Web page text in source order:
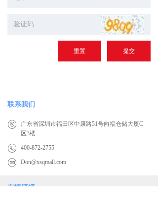
提交
重置
联系我们
友情链接
广东省深圳市福田区中康路51号向福仓储大厦C
区3楼
400-872-2755
Don@xsqmall.com